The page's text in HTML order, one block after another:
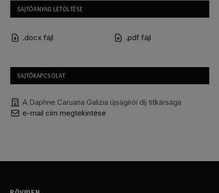
SAJTÓANYAG LETÖLTÉSE
.docx fájl .pdf fájl
SAJTÓKAPCSOLAT
A Daphne Caruana Galizia újságírói díj titkársága
e-mail cím megtekintése